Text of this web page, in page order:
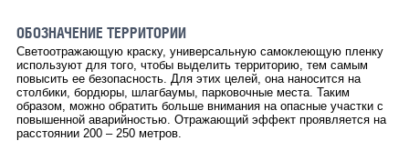
ОБОЗНАЧЕНИЕ ТЕРРИТОРИИ
Светоотражающую краску, универсальную самоклеющую пленку
используют для того, чтобы выделить территорию, тем самым
повысить ее безопасность. Для этих целей, она наносится на
столбики, бордюры, шлагбаумы, парковочные места. Таким
образом, можно обратить больше внимания на опасные участки с
повышенной аварийностью. Отражающий эффект проявляется на
расстоянии 200 – 250 метров.